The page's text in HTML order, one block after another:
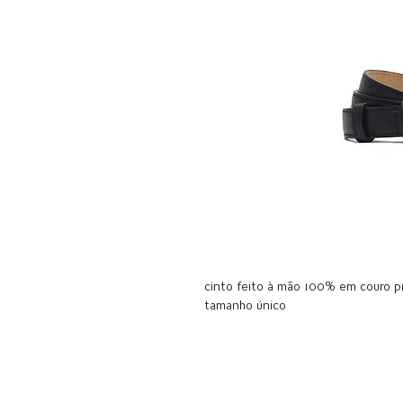
cinto feito à mão 100% em couro
tamanho único